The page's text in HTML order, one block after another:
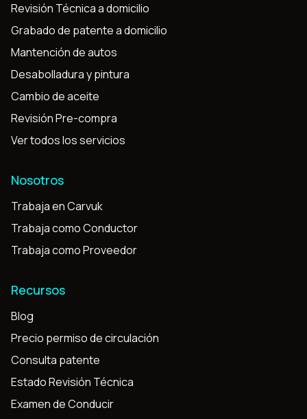
Revisión Técnica a domicilio
Grabado de patente a domicilio
Mantención de autos
Desabolladura y pintura
Cambio de aceite
Revisión Pre-compra
Ver todos los servicios
Nosotros
Trabaja en Carvuk
Trabaja como Conductor
Trabaja como Proveedor
Recursos
Blog
Precio permiso de circulación
Consulta patente
Estado Revisión Técnica
Examen de Conducir